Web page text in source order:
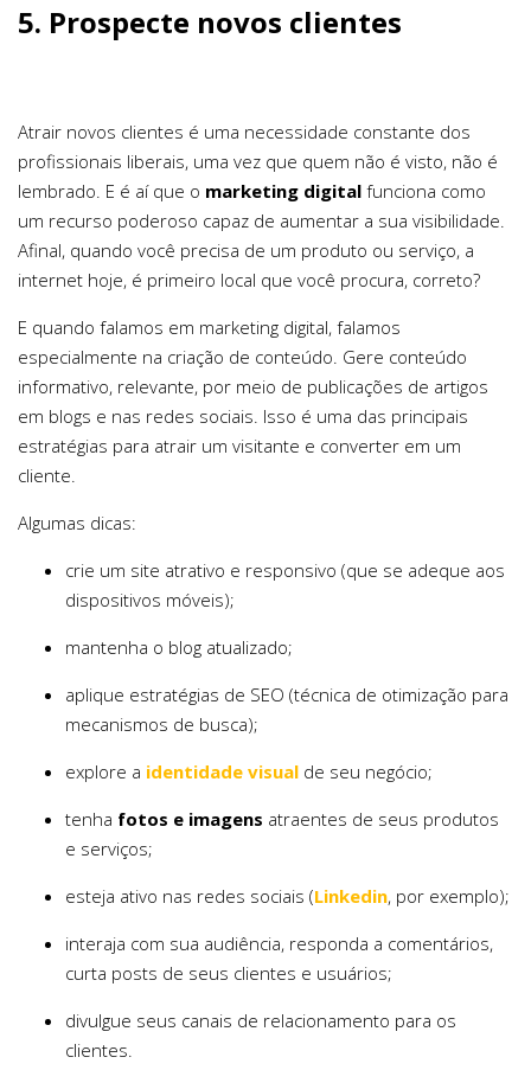
5. Prospecte novos clientes
Atrair novos clientes é uma necessidade constante dos
profissionais liberais, uma vez que quem não é visto, não é
lembrado. E é aí que o marketing digital funciona como
um recurso poderoso capaz de aumentar a sua visibilidade.
Afinal, quando você precisa de um produto ou serviço, a
internet hoje, é primeiro local que você procura, correto?
E quando falamos em marketing digital, falamos
especialmente na criação de conteúdo. Gere conteúdo
informativo, relevante, por meio de publicações de artigos
em blogs e nas redes sociais. Isso é uma das principais
estratégias para atrair um visitante e converter em um
cliente.
Algumas dicas:
crie um site atrativo e responsivo (que se adeque aos
dispositivos móveis);
mantenha o blog atualizado;
aplique estratégias de SEO (técnica de otimização para
mecanismos de busca);
explore a identidade visual de seu negócio;
tenha fotos e imagens atraentes de seus produtos
e serviços;
esteja ativo nas redes sociais (Linkedin, por exemplo);
interaja com sua audiência, responda a comentários,
curta posts de seus clientes e usuários;
divulgue seus canais de relacionamento para os
clientes.